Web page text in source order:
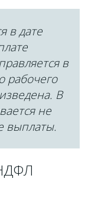
в дате
в
рабочего
В
не
выплаты.